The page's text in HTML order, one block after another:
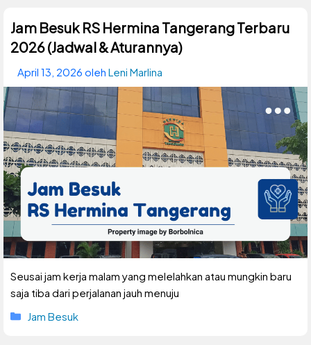
Jam Besuk RS Hermina Tangerang Terbaru
2026 (Jadwal & Aturannya)
April 13, 2026 oleh Leni Marlina
Seusai jam kerja malam yang melelahkan atau mungkin baru
saja tiba dari perjalanan jauh menuju
Kategori
Jam Besuk